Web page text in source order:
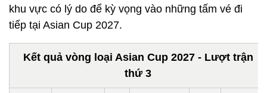
khu vực có lý do để kỳ vọng vào những tấm vé đi
tiếp tại Asian Cup 2027.
Kết quả vòng loại Asian Cup 2027 - Lượt trận
thứ 3